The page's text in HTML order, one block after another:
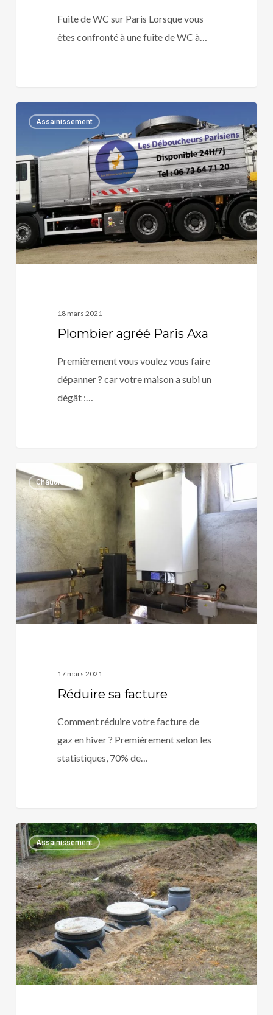
Fuite de WC sur Paris Lorsque vous
êtes confronté à une fuite de WC à…
agréé
Axa
Assainissement
18 mars 2021
Plombier agréé Paris Axa
Premièrement vous voulez vous faire
dépanner ? car votre maison a subi un
dégât :…
0
Réduire
sa
facture
Chaudière
17 mars 2021
Réduire sa facture
Comment réduire votre facture de
gaz en hiver ? Premièrement selon les
statistiques, 70% de…
0
Fosse
d’infiltration
Assainissement
0